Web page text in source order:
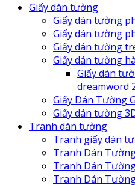
Giấy dán tường
Giấy dán tường
Giấy dán tường
Giấy dán tường
Giấy dán tường
Giấy dán
dreamword
Giấy Dán Tường
Giấy dán tường
Tranh dán tường
Tranh giấy dán
Tranh Dán
Tranh Dán
Tranh Dán